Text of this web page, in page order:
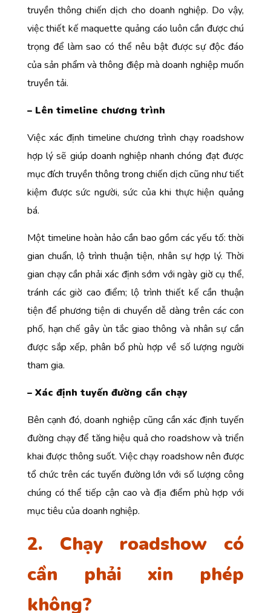
truyền thông chiến dịch cho doanh nghiệp. Do vậy,
việc thiết kế maquette quảng cáo luôn cần được chú
trọng để làm sao có thể nêu bật được sự độc đáo
của sản phẩm và thông điệp mà doanh nghiệp muốn
truyền tải.
– Lên timeline chương trình
Việc xác định timeline chương trìnhchạy roadshow
hợp lý sẽ giúp doanh nghiệp nhanh chóng đạt được
mục đích truyền thông trong chiến dịch cũng như tiết
kiệm được sức người, sức của khi thực hiện quảng
bá.
Một timeline hoàn hảo cần bao gồm các yếu tố: thời
gian chuẩn, lộ trình thuận tiện, nhân sự hợp lý. Thời
gian chạy cần phải xác định sớm với ngày giờ cụ thể,
tránh các giờ cao điểm; lộ trình thiết kế cần thuận
tiện để phương tiện di chuyển dễ dàng trên các con
phố, hạn chế gây ùn tắc giao thông và nhân sự cần
được sắp xếp, phân bổ phù hợp về số lượng người
tham gia.
– Xác định tuyến đường cần chạy
Bên cạnh đó, doanh nghiệp cũng cần xác định tuyến
đường chạy để tăng hiệu quả cho roadshow và triển
khai được thông suốt. Việc chạy roadshow nên được
tổ chức trên các tuyến đường lớn với số lượng công
chúng có thể tiếp cận cao và địa điểm phù hợp với
mục tiêu của doanh nghiệp.
2. Chạy roadshow có
cần phải xin phép
không?